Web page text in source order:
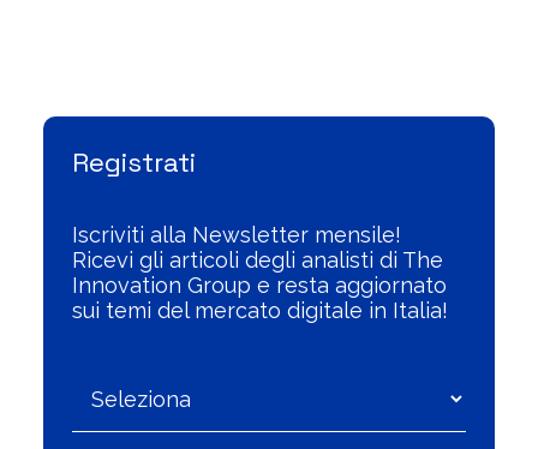
Registrati
Iscriviti alla Newsletter mensile!
Ricevi gli articoli degli analisti di The
Innovation Group e resta aggiornato
sui temi del mercato digitale in Italia!